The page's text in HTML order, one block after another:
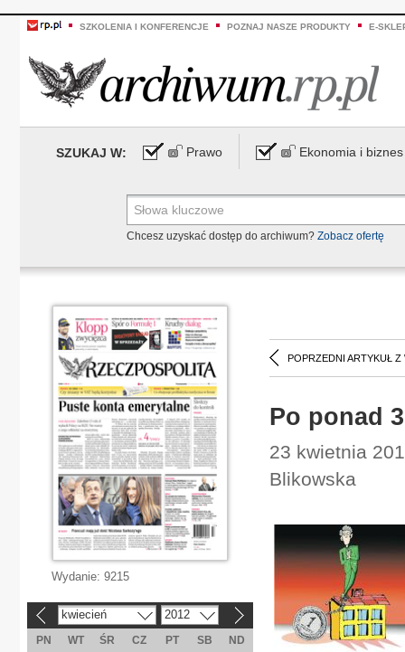
SZKOLENIA I KONFERENCJE POZNAJ NASZE PRODUKTY E-
SZUKAJ W: Prawo Ekonomia i biznes
Chcesz uzyskać dostęp do archiwum? Zobacz ofertę
POPRZEDNI ARTYKUŁ Z
Po ponad
23 kwietnia
Blikowska
Wydanie: 9215
kwiecień 2012
PN WT ŚR CZ PT SB
ND